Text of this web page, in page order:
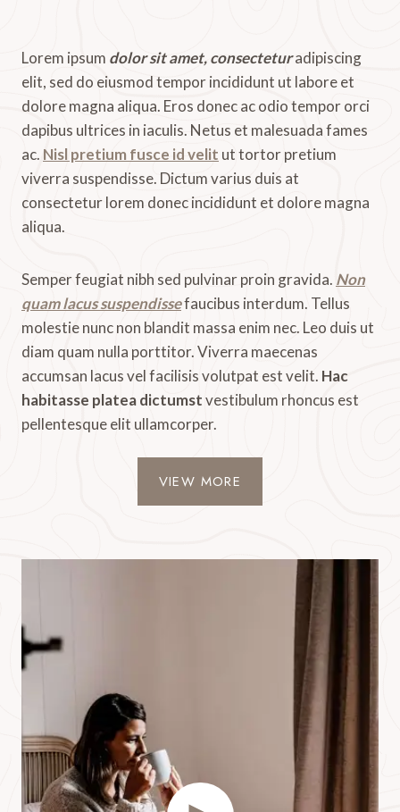
Lorem ipsum dolor sit amet, consecteturadipiscing
elit, sed do eiusmod tempor incididunt ut labore et
dolore magna aliqua. Eros donec ac odio tempor orci
dapibus ultrices in iaculis. Netus et malesuada fames
ac. Nisl pretium fusce id velit ut tortor pretium
viverra suspendisse. Dictum varius duis at
consectetur lorem donec incididunt et dolore magna
aliqua.
Semper feugiat nibh sed pulvinar proin gravida. Non
quam lacus suspendissefaucibus interdum. Tellus
molestie nunc non blandit massa enim nec. Leo duis ut
diam quam nulla porttitor. Viverra maecenas
accumsan lacus vel facilisis volutpat est velit. Hac
habitasse platea dictumstvestibulum rhoncus est
pellentesque elit ullamcorper.
VIEW MORE